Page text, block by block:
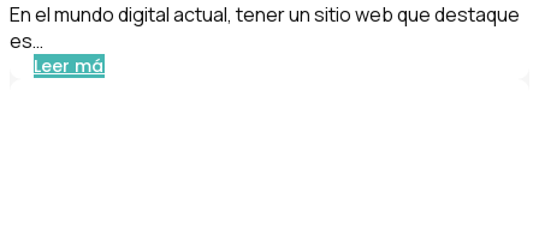
En el mundo digital actual, tener un sitio web que destaque
es…
Leer más